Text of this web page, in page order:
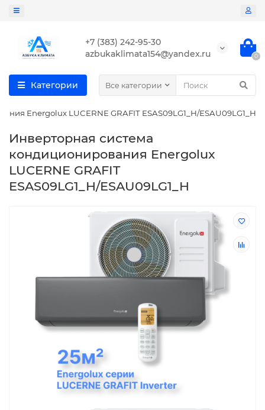
+7 (383) 242-95-30
azbukaklimata154@yandex.ru
0
Категории Все категории
Energolux LUCERNE GRAFIT ESAS09LG1_H/ESAU09LG1_H
Инверторная система
кондиционирования Energolux
LUCERNE GRAFIT
ESAS09LG1_H/ESAU09LG1_H